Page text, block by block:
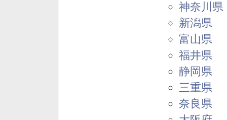
神奈川県
新潟県
富山県
福井県
静岡県
三重県
奈良県